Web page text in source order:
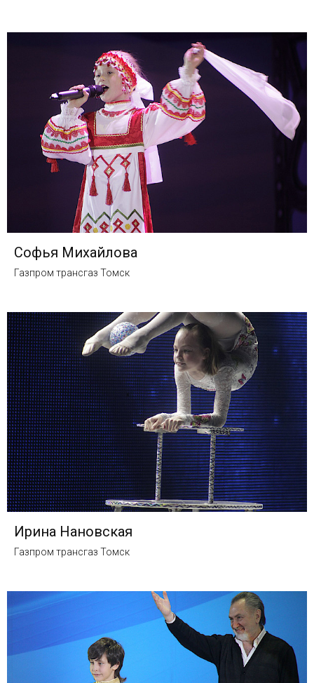
Софья Михайлова
Газпром трансгаз Томск
Ирина Нановская
Газпром трансгаз Томск